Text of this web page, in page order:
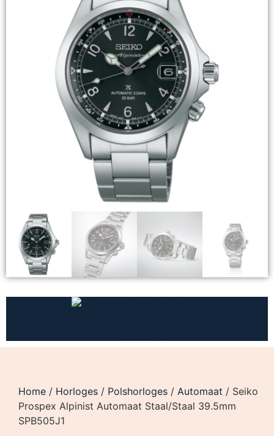
Home / Horloges / Polshorloges / Automaat / Seiko
Prospex Alpinist Automaat Staal/Staal 39.5mm
SPB505J1